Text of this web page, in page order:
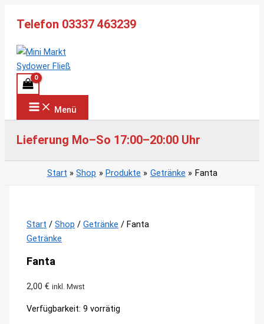
InhaltTelefon 03337 463239
Menü
Lieferung Mo–So 17:00–20:00 Uhr
Start Shop Produkte Getränke Fanta
Start /Shop /Getränke / Fanta
Getränke
Fanta
2,00€ inkl. Mwst
Verfügbarkeit: 9 vorrätig